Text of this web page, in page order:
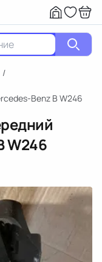
/
Benz B W246
W246